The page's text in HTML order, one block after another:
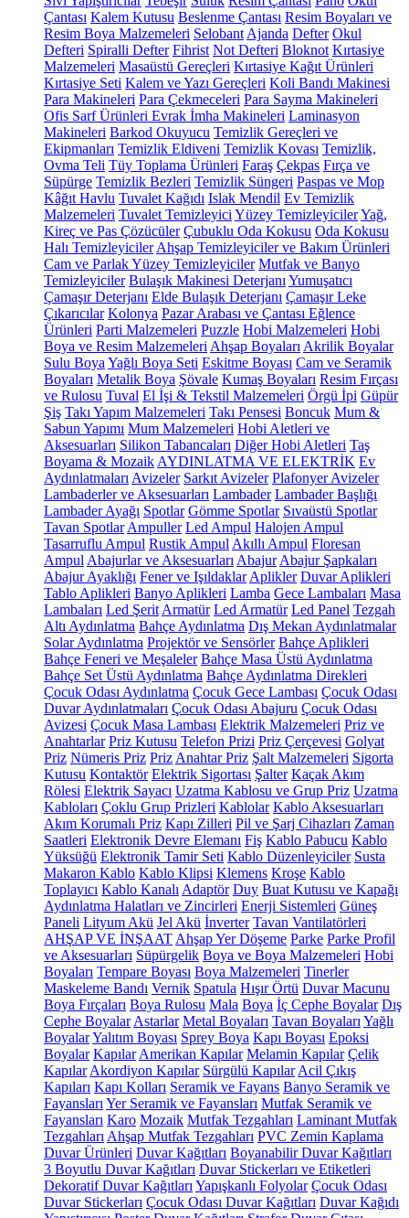
Çantası Kalem Kutusu Beslenme Çantası Resim Boyaları ve
Resim Boya Malzemeleri Selobant Ajanda Defter Okul
Defteri Spiralli Defter Fihrist Not Defteri Bloknot Kırtasiye
Malzemeleri Masaüstü Gereçleri Kırtasiye Kağıt Ürünleri
Kırtasiye Seti Kalem ve Yazı Gereçleri Koli Bandı Makinesi
Para Makineleri Para Çekmeceleri Para Sayma Makineleri
Ofis Sarf Ürünleri Evrak İmha Makineleri Laminasyon
Makineleri Barkod Okuyucu Temizlik Gereçleri ve
Ekipmanları Temizlik Eldiveni Temizlik Kovası Temizlik,
Ovma Teli Tüy Toplama Ürünleri Faraş Çekpas Fırça ve
Süpürge Temizlik Bezleri Temizlik Süngeri Paspas ve Mop
Kâğıt Havlu Tuvalet Kağıdı Islak Mendil Ev Temizlik
Malzemeleri Tuvalet Temizleyici Yüzey TemizleyicilerYağ,
Kireç ve Pas Çözücüler Çubuklu Oda Kokusu Oda Kokusu
Halı Temizleyiciler Ahşap Temizleyiciler ve Bakım Ürünleri
Cam ve Parlak Yüzey Temizleyiciler Mutfak ve Banyo
Temizleyiciler Bulaşık Makinesi Deterjanı Yumuşatıcı
Çamaşır Deterjanı Elde Bulaşık Deterjanı Çamaşır Leke
Çıkarıcılar Kolonya Pazar Arabası ve Çantası Eğlence
Ürünleri Parti Malzemeleri Puzzle Hobi Malzemeleri Hobi
Boya ve Resim Malzemeleri Ahşap Boyaları Akrilik Boyalar
Sulu Boya Yağlı Boya Seti Eskitme Boyası Cam ve Seramik
Boyaları Metalik Boya Şövale Kumaş Boyaları Resim Fırçası
ve Rulosu Tuval El İşi & Tekstil Malzemeleri Örgü İpi Güpür
Şiş Takı Yapım Malzemeleri Takı Pensesi Boncuk Mum &
Sabun Yapımı Mum Malzemeleri Hobi Aletleri ve
Aksesuarları Silikon Tabancaları Diğer Hobi Aletleri Taş
Boyama & Mozaik AYDINLATMA VE ELEKTRİK Ev
Aydınlatmaları Avizeler Sarkıt Avizeler Plafonyer Avizeler
Lambaderler ve Aksesuarları Lambader Lambader Başlığı
Lambader Ayağı Spotlar Gömme Spotlar Sıvaüstü Spotlar
Tavan Spotlar Ampuller Led Ampul Halojen Ampul
Tasarruflu Ampul Rustik Ampul Akıllı Ampul Floresan
Ampul Abajurlar ve Aksesuarları Abajur Abajur Şapkaları
Abajur Ayaklığı Fener ve Işıldaklar Aplikler Duvar Aplikleri
Tablo Aplikleri Banyo Aplikleri Lamba Gece Lambaları Masa
Lambaları Led Şerit Armatür Led Armatür Led Panel Tezgah
Altı Aydınlatma Bahçe Aydınlatma Dış Mekan Aydınlatmalar
Solar Aydınlatma Projektör ve Sensörler Bahçe Aplikleri
Bahçe Feneri ve Meşaleler Bahçe Masa Üstü Aydınlatma
Bahçe Set Üstü Aydınlatma Bahçe Aydınlatma Direkleri
Çocuk Odası Aydınlatma Çocuk Gece Lambası Çocuk Odası
Duvar Aydınlatmaları Çocuk Odası Abajuru Çocuk Odası
Avizesi Çocuk Masa Lambası Elektrik Malzemeleri Priz ve
Anahtarlar Priz Kutusu Telefon Prizi Priz Çerçevesi Golyat
Priz Nümeris Priz Priz Anahtar Priz Şalt Malzemeleri Sigorta
Kutusu Kontaktör Elektrik Sigortası Şalter Kaçak Akım
Rölesi Elektrik Sayacı Uzatma Kablosu ve Grup Priz Uzatma
Kabloları Çoklu Grup Prizleri Kablolar Kablo Aksesuarları
Akım Korumalı Priz Kapı Zilleri Pil ve Şarj Cihazları Zaman
Saatleri Elektronik Devre Elemanı Fiş Kablo Pabucu Kablo
Yüksüğü Elektronik Tamir Seti Kablo Düzenleyiciler Susta
Makaron Kablo Kablo Klipsi Klemens Kroşe Kablo
Toplayıcı Kablo Kanalı Adaptör Duy Buat Kutusu ve Kapağı
Aydınlatma Halatları ve Zincirleri Enerji Sistemleri Güneş
Paneli Lityum Akü Jel Akü İnverter Tavan Vantilatörleri
AHŞAP VE İNŞAAT Ahşap Yer Döşeme Parke Parke Profil
ve Aksesuarları Süpürgelik Boya ve Boya Malzemeleri Hobi
Boyaları Tempare Boyası Boya Malzemeleri Tinerler
Maskeleme Bandı Vernik Spatula Hışır Örtü Duvar Macunu
Boya Fırçaları Boya Rulosu Mala Boya İç Cephe Boyalar Dış
Cephe Boyalar Astarlar Metal Boyaları Tavan Boyaları Yağlı
BoyalarYalıtım Boyası Sprey Boya Kapı Boyası Epoksi
Boyalar Kapılar Amerikan Kapılar Melamin Kapılar Çelik
Kapılar Akordiyon Kapılar Sürgülü Kapılar Acil Çıkış
Kapıları Kapı Kolları Seramik ve Fayans Banyo Seramik ve
Fayansları Yer Seramik ve Fayansları Mutfak Seramik ve
Fayansları Karo Mozaik Mutfak Tezgahları Laminant Mutfak
Tezgahları Ahşap Mutfak Tezgahları PVC Zemin Kaplama
Duvar Ürünleri Duvar Kağıtları Boyanabilir Duvar Kağıtları
3 Boyutlu Duvar Kağıtları Duvar Stickerları ve Etiketleri
Dekoratif Duvar Kağıtları Yapışkanlı Folyolar Çocuk Odası
Duvar Stickerları Çocuk Odası Duvar Kağıtları Duvar Kağıdı